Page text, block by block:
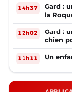
14h37
Gard :
la
12h02
Gard :
chien
11h11 Un